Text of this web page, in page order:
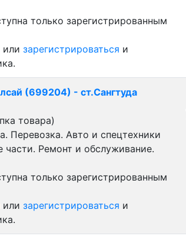
только зарегистрированным
или зарегистрироваться и
(699204) - ст.Сангтуда
товара)
Перевозка. Авто и спецтехники
части. Ремонт и обслуживание.
только зарегистрированным
или зарегистрироваться и